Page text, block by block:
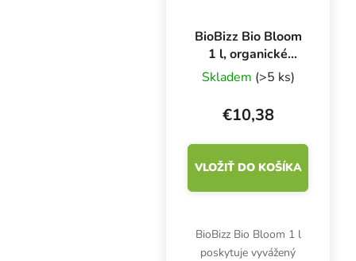
BioBizz Bio Bloom
1 l, organické
hnojivo na kvety
Skladem (>5 ks)
€10,38
VLOŽIŤ DO KOŠÍKA
BioBizz Bio Bloom 1 l
poskytuje vyvážený